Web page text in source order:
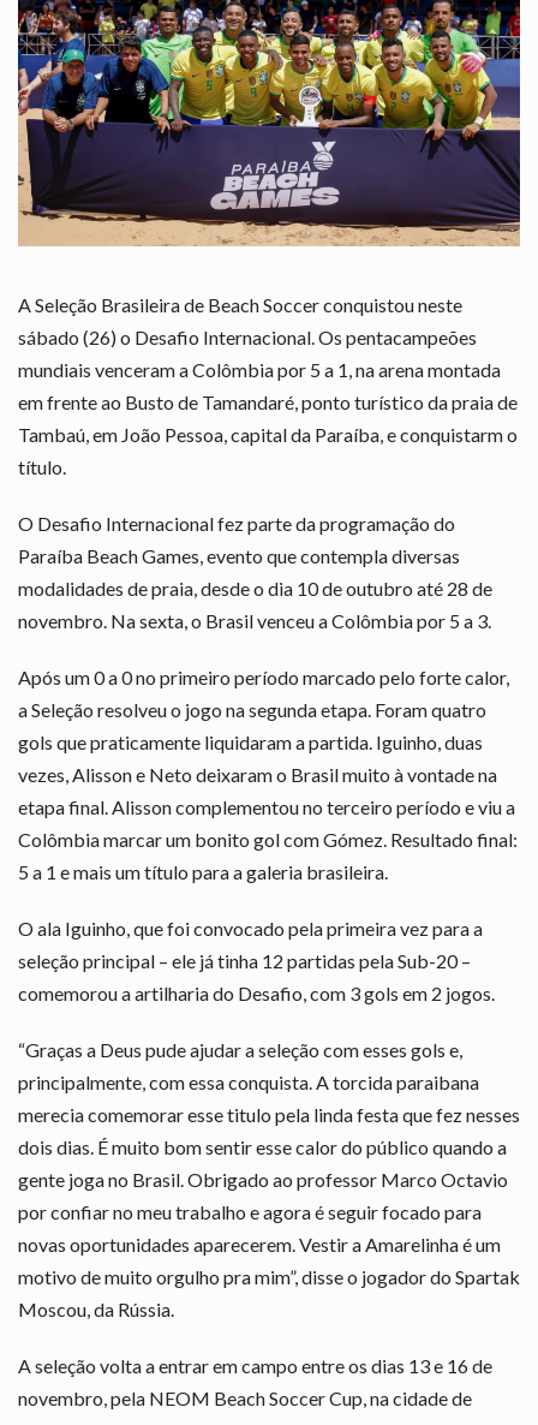
A Seleção Brasileira de Beach Soccer conquistou neste
sábado (26) o Desafio Internacional. Os pentacampeões
mundiais venceram a Colômbia por 5 a 1, na arena montada
em frente ao Busto de Tamandaré, ponto turístico da praia de
Tambaú, em João Pessoa, capital da Paraíba, e conquistarm o
título.
O Desafio Internacional fez parte da programação do
Paraíba Beach Games, evento que contempla diversas
modalidades de praia, desde o dia 10 de outubro até 28 de
novembro. Na sexta, o Brasil venceu a Colômbia por 5 a 3.
Após um 0 a 0 no primeiro período marcado pelo forte calor,
a Seleção resolveu o jogo na segunda etapa. Foram quatro
gols que praticamente liquidaram a partida. Iguinho, duas
vezes, Alisson e Neto deixaram o Brasil muito à vontade na
etapa final. Alisson complementou no terceiro período e viu a
Colômbia marcar um bonito gol com Gómez. Resultado final:
5 a 1 e mais um título para a galeria brasileira.
O ala Iguinho, que foi convocado pela primeira vez para a
seleção principal – ele já tinha 12 partidas pela Sub-20 –
comemorou a artilharia do Desafio, com 3 gols em 2 jogos.
“Graças a Deus pude ajudar a seleção com esses gols e,
principalmente, com essa conquista. A torcida paraibana
merecia comemorar esse titulo pela linda festa que fez nesses
dois dias. É muito bom sentir esse calor do público quando a
gente joga no Brasil. Obrigado ao professor Marco Octavio
por confiar no meu trabalho e agora é seguir focado para
novas oportunidades aparecerem. Vestir a Amarelinha é um
motivo de muito orgulho pra mim”, disse o jogador do Spartak
Moscou, da Rússia.
A seleção volta a entrar em campo entre os dias 13 e 16 de
novembro, pela NEOM Beach Soccer Cup, na cidade de